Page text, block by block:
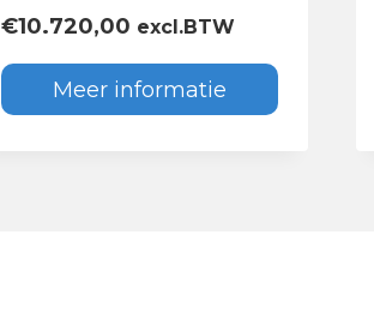
€10.720,00 excl.BTW
Meer informatie